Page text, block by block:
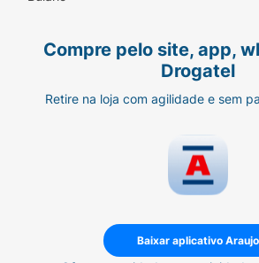
Compre pelo site, app,
Drogatel
Retire na loja com agilidade e sem
Baixar aplicativo Araujo